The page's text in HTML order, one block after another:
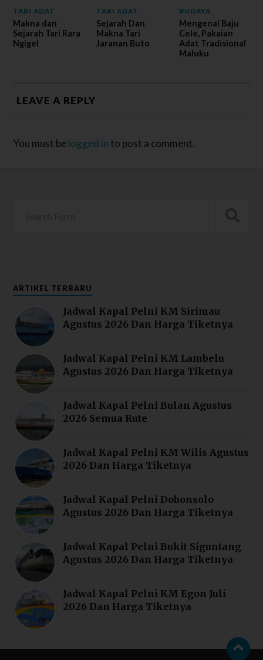
TARI ADAT
Makna dan
Sejarah Tari Rara
Ngigel
TARI ADAT
Sejarah Dan
Makna Tari
Jaranan Buto
BUDAYA
Mengenal Baju
Cele, Pakaian
Adat Tradisional
Maluku
LEAVE A REPLY
You must be logged in to post a comment.
ARTIKEL TERBARU
Jadwal Kapal Pelni KM Sirimau
Agustus 2026 Dan Harga Tiketnya
Jadwal Kapal Pelni KM Lambelu
Agustus 2026 Dan Harga Tiketnya
Jadwal Kapal Pelni Bulan Agustus
2026 Semua Rute
Jadwal Kapal Pelni KM Wilis Agustus
2026 Dan Harga Tiketnya
Jadwal Kapal Pelni Dobonsolo
Agustus 2026 Dan Harga Tiketnya
Jadwal Kapal Pelni Bukit Siguntang
Agustus 2026 Dan Harga Tiketnya
Jadwal Kapal Pelni KM Egon Juli
2026 Dan Harga Tiketnya